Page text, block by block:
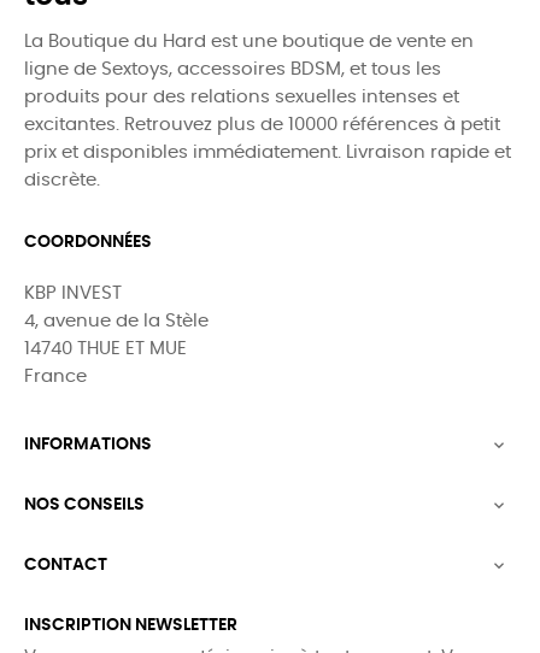
La Boutique du Hard est une boutique de vente en
ligne de Sextoys, accessoires BDSM, et tous les
produits pour des relations sexuelles intenses et
excitantes. Retrouvez plus de 10000 références à petit
prix et disponibles immédiatement. Livraison rapide et
discrète.
COORDONNÉES
KBP INVEST
4, avenue de la Stèle
14740 THUE ET MUE
France
INFORMATIONS 
NOS CONSEILS 
CONTACT 
INSCRIPTION NEWSLETTER